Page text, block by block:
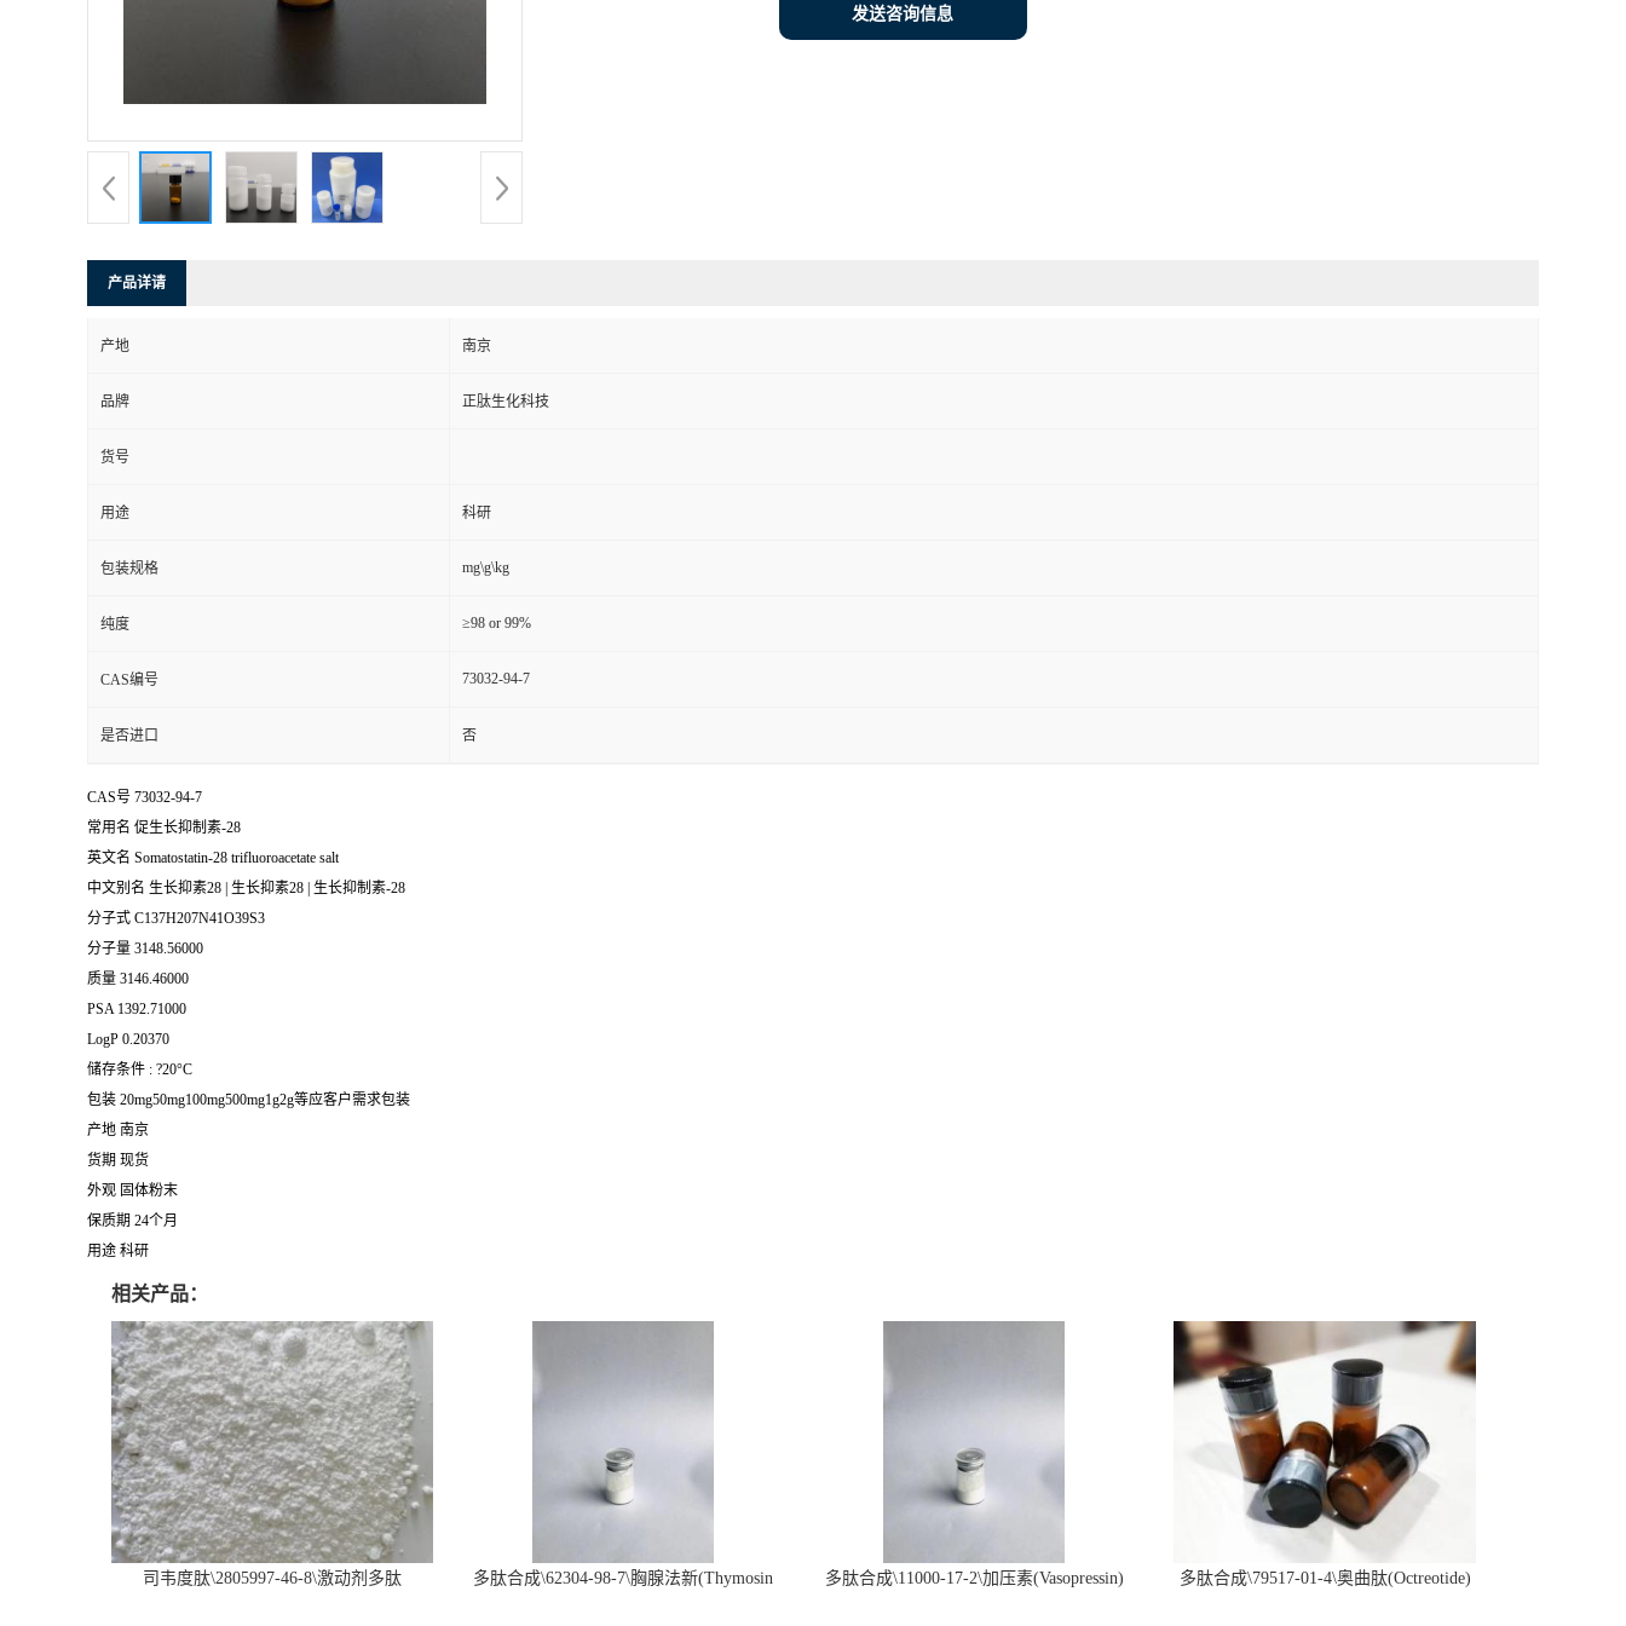
发送咨询信息
产品详请
产地 南京
品牌 正肽生化科技
货号
用途 科研
包装规格 mg\g\kg
纯度 ≥98 or 99%
CAS编号 73032-94-7
是否进口 否
CAS号 73032-94-7
常用名 促生长抑制素-28
英文名 Somatostatin-28 trifluoroacetate salt
中文别名 生长抑素28 | 生长抑素28 | 生长抑制素-28
分子式 C137H207N41O39S3
分子量 3148.56000
质量 3146.46000
PSA 1392.71000
LogP 0.20370
储存条件 : ?20°C
包装 20mg50mg100mg500mg1g2g等应客户需求包装
产地 南京
货期 现货
外观 固体粉末
保质期 24个月
用途 科研
相关产品：
司韦度肽\2805997-46-8\激动剂多肽
多肽合成\62304-98-7\胸腺法新(Thymosin
多肽合成\11000-17-2\加压素(Vasopressin) 多肽合成\79517-01-4\奥曲肽(Octreotide)